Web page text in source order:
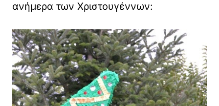
ανήμερα των Χριστουγέννων: